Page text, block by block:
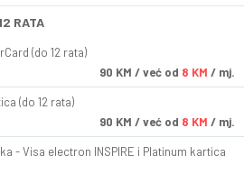
RATA
(do 12 rata)
90 KM / već od 8 KM / mj.
(do 12 rata)
90 KM / već od 8 KM / mj.
- Visa electron INSPIRE i Platinum kartica